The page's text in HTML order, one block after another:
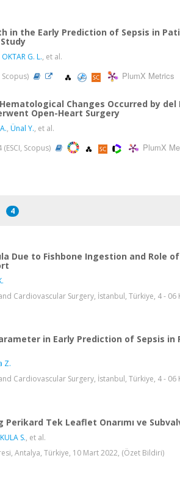
in the Early Prediction of Sepsis in
OKTAR G. L., et al.
PlumX Metrics
Changes Occurred by
Open-Heart Surgery
, Ünal Y., et al.
Scopus) PlumX
4
Due to Fishbone Ingestion and Role
Cardiovascular Surgery, İstanbul, Türkiye, 4 - 06
in Early Prediction of Sepsis in
Z.
Cardiovascular Surgery, İstanbul, Türkiye, 4 - 06
Perikard Tek Leaflet Onarımı ve
KULA S., et al.
Antalya, Türkiye, 10 Mart 2022, (Özet Bildiri)